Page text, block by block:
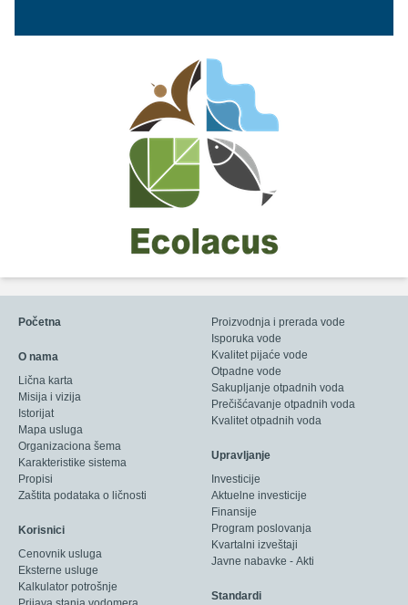
Početna
O nama
Lična karta
Misija i vizija
Istorijat
Mapa usluga
Organizaciona šema
Karakteristike sistema
Propisi
Zaštita podataka o ličnosti
Korisnici
Cenovnik usluga
Eksterne usluge
Kalkulator potrošnje
Proizvodnja i prerada vode
Isporuka vode
Kvalitet pijaće vode
Otpadne vode
Sakupljanje otpadnih voda
Prečišćavanje otpadnih voda
Kvalitet otpadnih voda
Upravljanje
Investicije
Aktuelne investicije
Finansije
Program poslovanja
Kvartalni izveštaji
Javne nabavke - Akti
Standardi